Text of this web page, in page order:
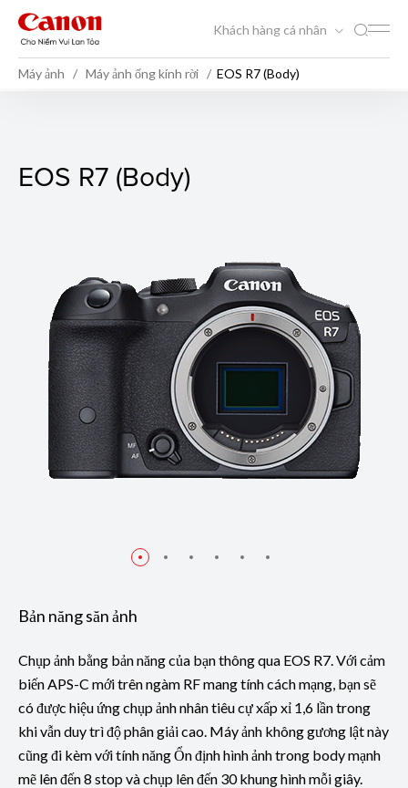
Khách hàng cá nhân
Máy ảnh Máy ảnh ống kính rời EOS R7 (Body)
EOS R7 (Body)
EOS R7 (Body)
Bản năng săn ảnh
Chụp ảnh bằng bản năng của bạn thông qua EOS R7. Với cảm
biến APS-C mới trên ngàm RF mang tính cách mạng, bạn sẽ
có được hiệu ứng chụp ảnh nhân tiêu cự xấp xỉ 1,6 lần trong
khi vẫn duy trì độ phân giải cao. Máy ảnh không gương lật này
cũng đi kèm với tính năng Ổn định hình ảnh trong body mạnh
mẽ lên đến 8 stop và chụp lên đến 30 khung hình mỗi giây.